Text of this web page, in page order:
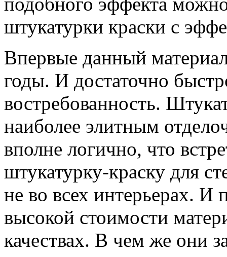
штукатурки краски с
Впервые данный
годы. И достаточно
востребованность.
наиболее элитным
вполне логично, что
штукатурку-краску для
не во всех интерьерах. И
высокой стоимости
качествах. В чем же они